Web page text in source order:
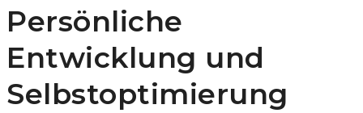
Persönliche
Entwicklung und
Selbstoptimierung